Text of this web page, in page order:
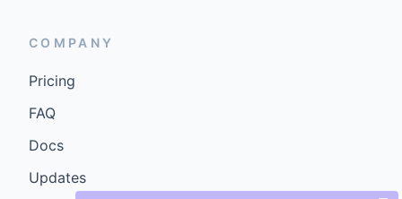
COMPANY
Pricing
FAQ
Docs
Updates